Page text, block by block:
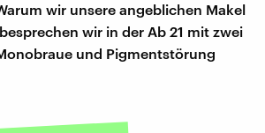
wir unsere angeblichen Makel
wir in der Ab 21 mit zwei
und Pigmentstörung